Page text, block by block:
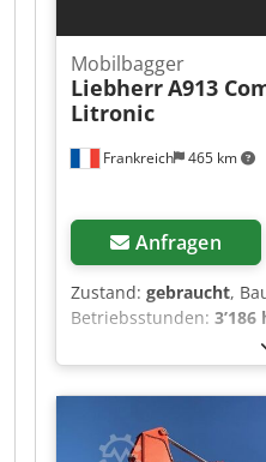
Frankreich 465 km
Mobilbagger
LiebherrA913
Litronic
Anfragen
Zustand: gebraucht,
Betriebsstunden: 3’186
Compact Litronic |
3186 hours 📍Location:
available to your
calculator to estimate
Now for EUR 129000 or